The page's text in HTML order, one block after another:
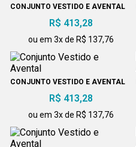
CONJUNTO VESTIDO E AVENTAL
R$ 413,28
ou em 3x de R$ 137,76
CONJUNTO VESTIDO E AVENTAL
R$ 413,28
ou em 3x de R$ 137,76